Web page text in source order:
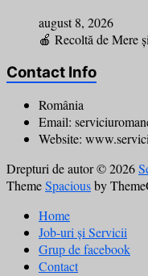
august 8, 2026
🍎 Recoltă de Mere
Contact Info
România
Email:
Website:
Drepturi de autor © 2026
ThemeSpaciousby
Home
Job-uri și Servicii
Grup de facebook
Contact